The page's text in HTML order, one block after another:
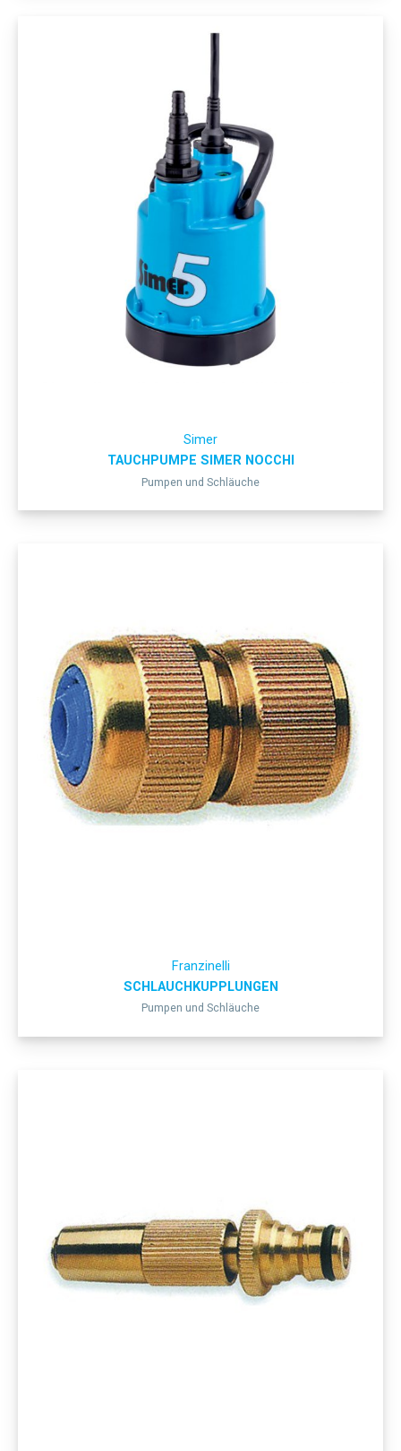
Simer
TAUCHPUMPE SIMER NOCCHI
Pumpen und Schläuche
Franzinelli
SCHLAUCHKUPPLUNGEN
Pumpen und Schläuche